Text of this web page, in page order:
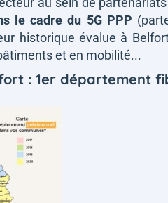
le cadre du 5G PPP
historique évalue à
et en mobilité...
: 1er département